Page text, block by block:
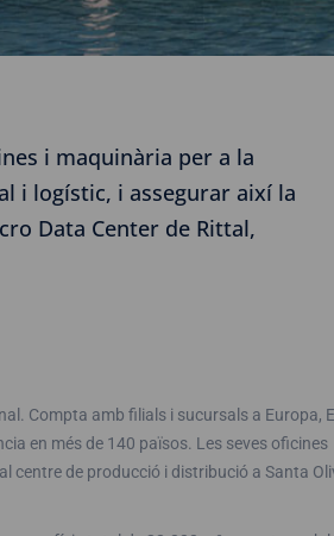
i maquinària per a la
i logístic, i assegurar així la
Data Center de Rittal,
Compta amb filials i sucursals a Europa,
en més de 140 països. Les seves oficines
centre de producció i distribució a Santa